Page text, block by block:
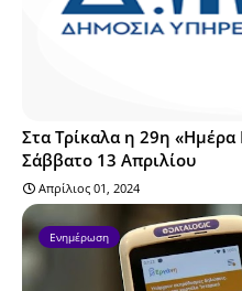
Στα Τρίκαλα η 29η «Ημέρα
Σάββατο 13 Απριλίου
Απρίλιος 01, 2024
Ενημέρωση